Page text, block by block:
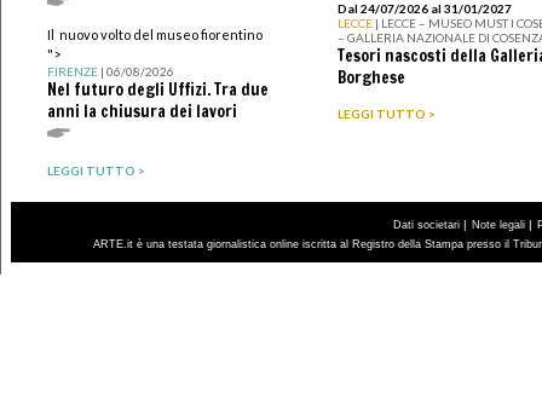
Il nuovo volto del museo fiorentino
">
FIRENZE| 06/08/2026
Nel futuro degli Uffizi. Tra due
anni la chiusura dei lavori
LEGGI TUTTO >
Dal 24/07/2026 al 31/01/2027
LECCE | LECCE – MUSEO MUST I
– GALLERIA NAZIONALE DI
Tesori nascosti della
Borghese
LEGGI TUTTO >
Dati societari Note legali
ARTE.it è una testata giornalistica online iscritta al Registro della Stampa presso il